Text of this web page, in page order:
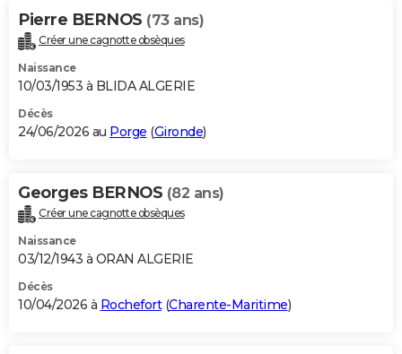
Alimentation
Guide de la santé
Maladies
Médicaments
Sommeil
VOYAGE
Destinations
City break
Voyage nature
Voyage de noces
Forum
Climat
+PHOTO
GUIDES D'ACHAT
BONS PLANS
Carte de Noël
Carte Bonne année
Carte Saint-Valentin
Carte Pâques
Carte d'anniversaire
DICTIONNAIRE
Dictionnaire
Biographies
Citations
Expressions
Proverbes
PROGRAMME TV
S'inscrire
Se connecter
Lycées
Collèges
Primaires
Universités
Entreprises
Service militaire
Avis de recherche
AVIS DE DÉCÈS
Pierre BERNOS (73 ans)
Créer une cagnotte obsèques
Naissance
10/03/1953 à BLIDA ALGERIE
Décès
24/06/2026 au Porge (Gironde)
Georges BERNOS (82 ans)
Créer une cagnotte obsèques
Naissance
03/12/1943 à ORAN ALGERIE
Décès
10/04/2026 à Rochefort(Charente-Maritime)